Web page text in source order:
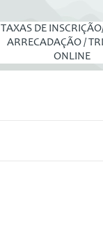
TAXAS DE
ARRECADAÇÃO /
ONLINE